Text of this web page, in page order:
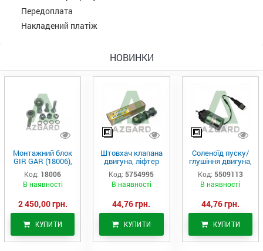
Передоплата
Накладений платіж
НОВИНКИ
Монтажний блок
GIR GAR (18006),
Аналог
Код: 18006
В наявності
2 450,00 грн.
КУПИТИ
Штовхач клапана
двигуна, ліфтер
(575-4995)
Код: 5754995
В наявності
44,76 грн.
КУПИТИ
Соленоїд пуску/
глушіння двигуна,
актуатор (550-
9113)
Код: 5509113
В наявності
44,76 грн.
КУПИТИ